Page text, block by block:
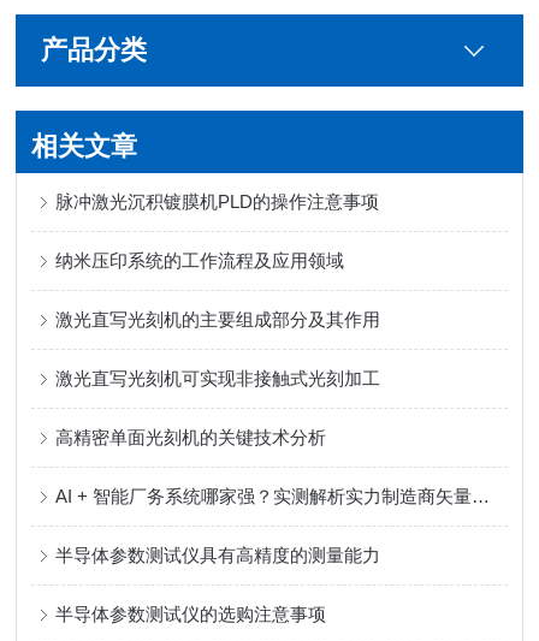
产品分类
相关文章
脉冲激光沉积镀膜机PLD的操作注意事项
纳米压印系统的工作流程及应用领域
激光直写光刻机的主要组成部分及其作用
激光直写光刻机可实现非接触式光刻加工
高精密单面光刻机的关键技术分析
AI + 智能厂务系统哪家强？实测解析实力制造商矢量科学核心优势
半导体参数测试仪具有高精度的测量能力
半导体参数测试仪的选购注意事项